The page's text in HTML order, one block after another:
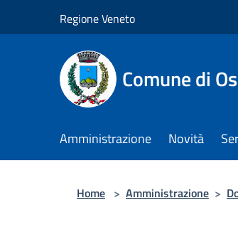
Regione Veneto
Comune di
Amministrazione Novità
Home > Amministrazione >